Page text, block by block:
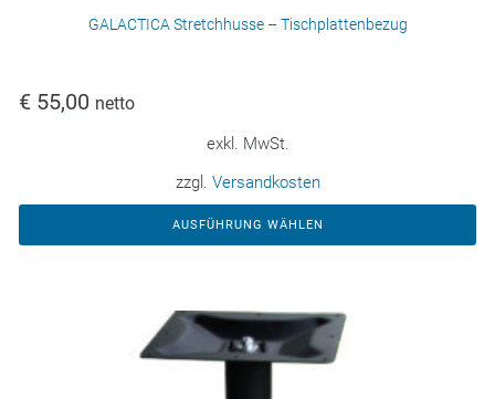
GALACTICA Stretchhusse – Tischplattenbezug
€ 55,00 netto
exkl. MwSt.
zzgl. Versandkosten
AUSFÜHRUNG WÄHLEN